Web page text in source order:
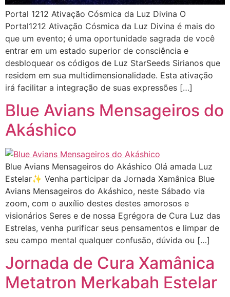
Portal 1212 Ativação Cósmica da Luz Divina O
Portal1212 Ativação Cósmica da Luz Divina é mais do
que um evento; é uma oportunidade sagrada de você
entrar em um estado superior de consciência e
desbloquear os códigos de Luz StarSeeds Sirianos que
residem em sua multidimensionalidade. Esta ativação
irá facilitar a integração de suas expressões […]
Blue Avians Mensageiros do
Akáshico
Blue Avians Mensageiros do Akáshico Olá amada Luz
Estelar✨ Venha participar da Jornada Xamânica Blue
Avians Mensageiros do Akáshico, neste Sábado via
zoom, com o auxílio destes destes amorosos e
visionários Seres e de nossa Egrégora de Cura Luz das
Estrelas, venha purificar seus pensamentos e limpar de
seu campo mental qualquer confusão, dúvida ou […]
Jornada de Cura Xamânica
Metatron Merkabah Estelar